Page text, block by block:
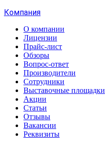
Компания
О компании
Лицензии
Прайс-лист
Обзоры
Вопрос-ответ
Производители
Сотрудники
Выставочные площадки
Акции
Статьи
Отзывы
Вакансии
Реквизиты